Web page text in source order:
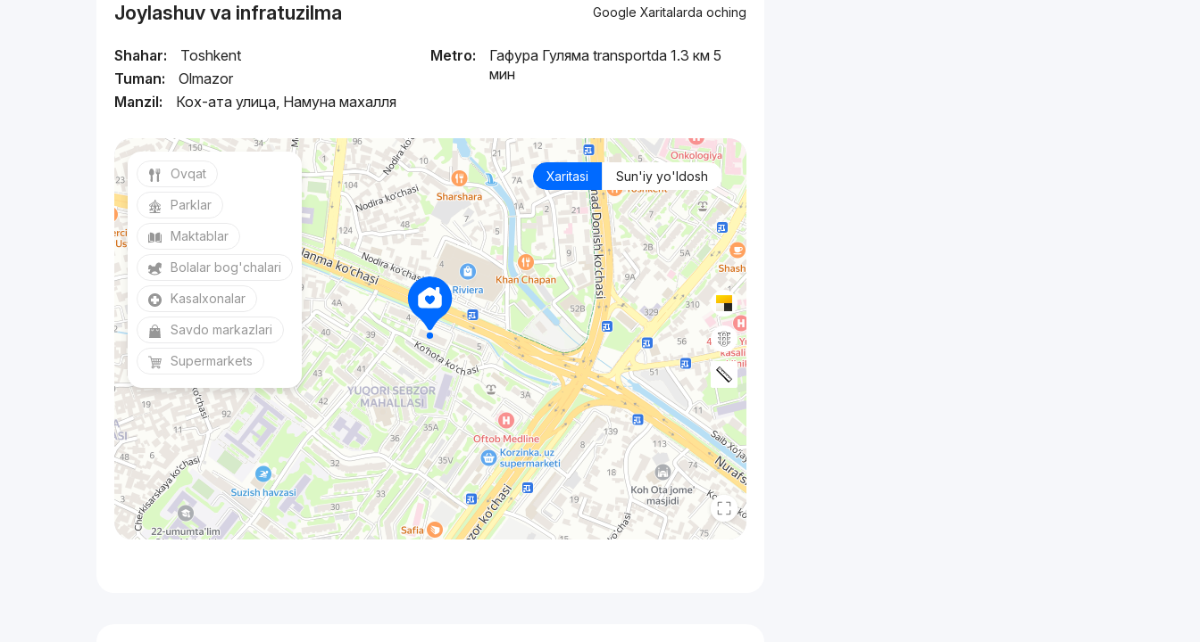
Joylashuv va infratuzilma Google Xaritalarda oching
Shahar:
Toshkent
Tuman:
Olmazor
Manzil:
Кох-ата улица, Намуна махалля
Metro:
Гафура Гуляма transportda 1.3 км 5
мин
Xaritasi Sun'iy yo'ldosh
Ovqat
Parklar
Maktablar
Bolalar bog'chalari
Kasalxonalar
Savdo markazlari
Supermarkets